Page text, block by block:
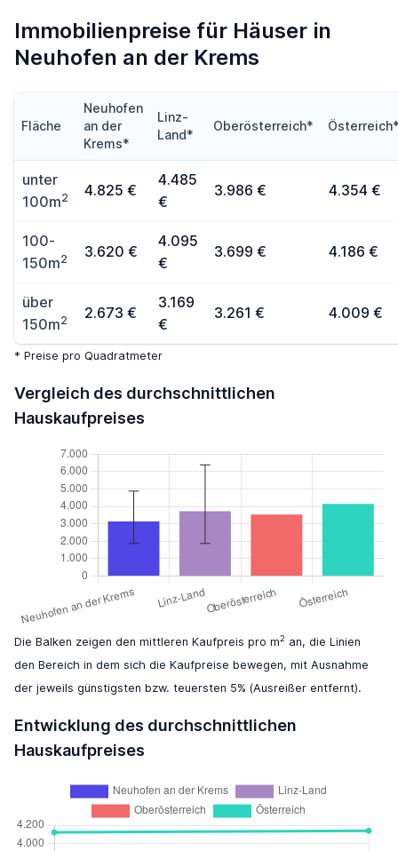
Immobilienpreise für Häuser in
Neuhofen an der Krems
Fläche
Neuhofen
an der
Krems*
Linz-
Land*
Oberösterreich*
unter
100m2 4.825 €
4.485
€
3.986 € 4.354 €
100-
150m2 3.620 €
4.095
€
3.699 € 4.186 €
über
150m2 2.673 €
3.169
€
3.261 € 4.009 €
* Preise pro Quadratmeter
Vergleich des durchschnittlichen
Hauskaufpreises
Die Balken zeigen den mittleren Kaufpreis pro m2 an, die Linien
den Bereich in dem sich die Kaufpreise bewegen, mit Ausnahme
der jeweils günstigsten bzw. teuersten 5% (Ausreißer entfernt).
Entwicklung des durchschnittlichen
Hauskaufpreises